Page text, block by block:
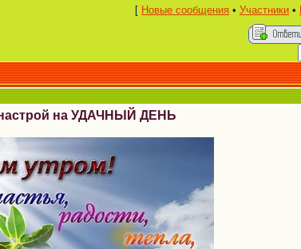
[ Новые сообщения • Участники •
на УДАЧНЫЙ ДЕНЬ